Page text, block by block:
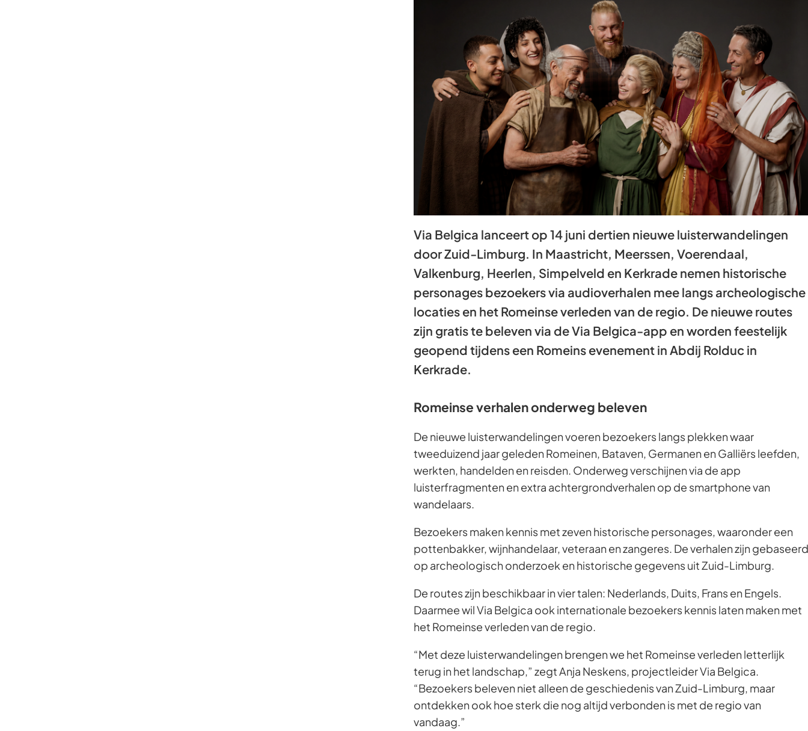
enter-
toets
om
een
waarde
selecteren.
Via Belgica lanceert op 14 juni dertien nieuwe luisterwandelingen
door Zuid-Limburg. In Maastricht, Meerssen, Voerendaal,
Valkenburg, Heerlen, Simpelveld en Kerkrade nemen historische
personages bezoekers via audioverhalen mee langs archeologische
locaties en het Romeinse verleden van de regio. De nieuwe routes
zijn gratis te beleven via de Via Belgica-app en worden feestelijk
geopend tijdens een Romeins evenement in Abdij Rolduc in
Kerkrade.
Romeinse verhalen onderweg beleven
De nieuwe luisterwandelingen voeren bezoekers langs plekken waar
tweeduizend jaar geleden Romeinen, Bataven, Germanen en Galliërs leefden,
werkten, handelden en reisden. Onderweg verschijnen via de app
luisterfragmenten en extra achtergrondverhalen op de smartphone van
wandelaars.
Bezoekers maken kennis met zeven historische personages, waaronder een
pottenbakker, wijnhandelaar, veteraan en zangeres. De verhalen zijn gebaseerd
op archeologisch onderzoek en historische gegevens uit Zuid-Limburg.
De routes zijn beschikbaar in vier talen: Nederlands, Duits, Frans en Engels.
Daarmee wil Via Belgica ook internationale bezoekers kennis laten maken met
het Romeinse verleden van de regio.
“Met deze luisterwandelingen brengen we het Romeinse verleden letterlijk
terug in het landschap,” zegt Anja Neskens, projectleider Via Belgica.
“Bezoekers beleven niet alleen de geschiedenis van Zuid-Limburg, maar
ontdekken ook hoe sterk die nog altijd verbonden is met de regio van
vandaag.”